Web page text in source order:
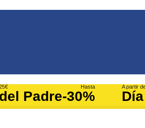
Padre
Hasta
-30%
A partir